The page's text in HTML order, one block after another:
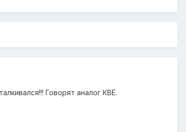
Говорят аналог КВЕ.